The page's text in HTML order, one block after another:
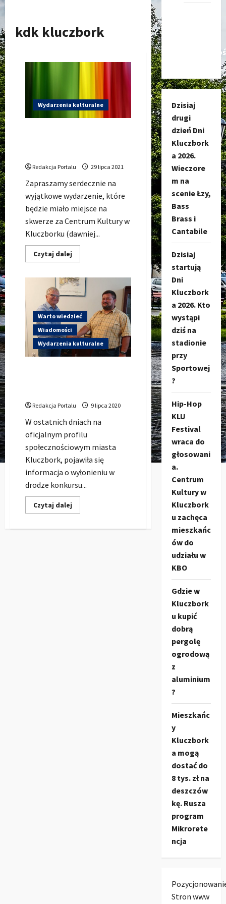
kdk kluczbork
Wydarzenia kulturalne
Redakcja Portalu 29 lipca 2021
Zapraszamy serdecznie na
wyjątkowe wydarzenie, które
będzie miało miejsce na
skwerze za Centrum Kultury w
Kluczborku (dawniej...
Czytaj dalej
się
Tabu,
Vavamuffin,
Bakshish…
Święto
Reggae
w
Kluczborku!
Warto wiedzieć
Wiadomości
Wydarzenia kulturalne
Redakcja Portalu 9 lipca 2020
W ostatnich dniach na
oficjalnym profilu
społecznościowym miasta
Kluczbork, pojawiła się
informacja o wyłonieniu w
drodze konkursu...
Czytaj dalej
się
Dzisiaj
drugi
dzień Dni
Kluczbork
a 2026.
Wieczore
m na
scenie Łzy,
Bass
Brass i
Cantabile
Dzisiaj
startują
Dni
Kluczbork
a 2026. Kto
wystąpi
dziś na
stadionie
przy
Sportowej
?
Hip-Hop
KLU
Festival
wraca do
głosowani
a.
Centrum
Kultury w
Kluczbork
u zachęca
mieszkańc
ów do
udziału w
KBO
Gdzie w
Kluczbork
u kupić
dobrą
pergolę
ogrodową
z
aluminium
?
Mieszkańc
y
Kluczbork
a mogą
dostać do
8 tys. zł na
deszczów
kę. Rusza
program
Mikrorete
ncja
Stron www